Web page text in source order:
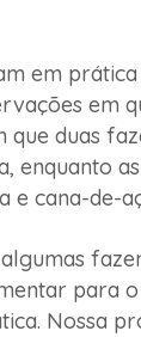
em
em
que duas
enquanto
e cana-de-
para
Nossa